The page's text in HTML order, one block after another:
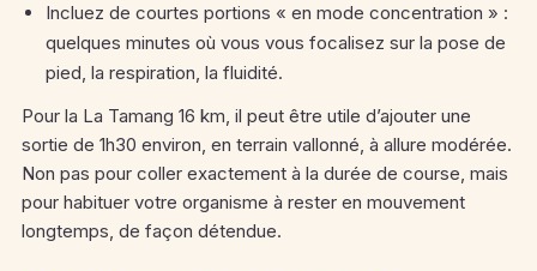
Incluez de courtes portions « en mode concentration » :
quelques minutes où vous vous focalisez sur la pose de
pied, la respiration, la fluidité.
Pour la La Tamang 16 km, il peut être utile d’ajouter une
sortie de 1h30 environ, en terrain vallonné, à allure modérée.
Non pas pour coller exactement à la durée de course, mais
pour habituer votre organisme à rester en mouvement
longtemps, de façon détendue.